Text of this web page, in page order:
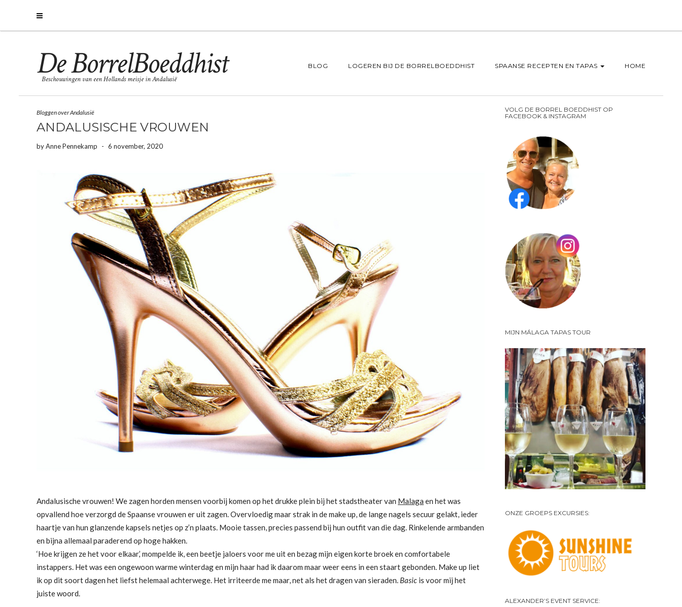
De BorrelBoeddhist
Beschouwingen van een Hollands meisje in Andalusië
BLOG LOGEREN BIJ DE BORRELBOEDDHIST SPAANSE RECEPTEN EN TAPAS HOME
Bloggen over Andalusië
ANDALUSISCHE VROUWEN
byAnne Pennekamp - 6 november, 2020
Andalusische vrouwen! We zagen horden mensen voorbij komen op het drukke plein bij het stadstheater van Malaga en het was
opvallend hoe verzorgd de Spaanse vrouwen er uit zagen. Overvloedig maar strak in de make up, de lange nagels secuur gelakt, ieder
haartje van hun glanzende kapsels netjes op z’n plaats. Mooie tassen, precies passend bij hun outfit van die dag. Rinkelende armbanden
en bijna allemaal paraderend op hoge hakken.
‘Hoe krijgen ze het voor elkaar,’ mompelde ik, een beetje jaloers voor me uit en bezag mijn eigen korte broek en comfortabele
instappers. Het was een ongewoon warme winterdag en mijn haar had ik daarom maar weer eens in een staart gebonden. Make up liet
ik op dit soort dagen het liefst helemaal achterwege. Het irriteerde me maar, net als het dragen van sieraden. Basic is voor mij het
juiste woord.
VOLG DE BORREL BOEDDHIST OP
FACEBOOK & INSTAGRAM
MIJN MÁLAGA TAPAS TOUR
ONZE GROEPS EXCURSIES:
ALEXANDER’S EVENT SERVICE: